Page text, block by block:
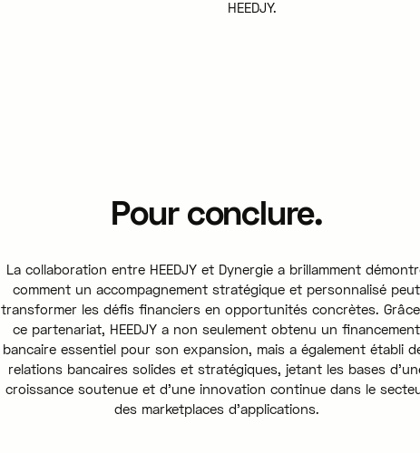
HEEDJY.
Pour conclure.
La collaboration entre HEEDJY et Dynergie a brillamment
comment un accompagnement stratégique et personnalisé peut
transformer les défis financiers en opportunités concrètes.
ce partenariat, HEEDJY a non seulement obtenu un financement
bancaire essentiel pour son expansion, mais a également établi
relations bancaires solides et stratégiques, jetant les bases
croissance soutenue et d'une innovation continue dans le
des marketplaces d'applications.